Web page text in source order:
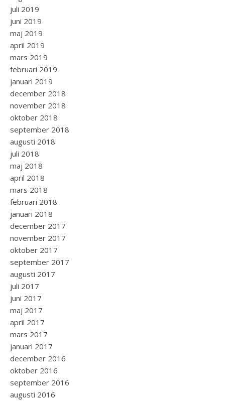
juli 2019
juni 2019
maj 2019
april 2019
mars 2019
februari 2019
januari 2019
december 2018
november 2018
oktober 2018
september 2018
augusti 2018
juli 2018
maj 2018
april 2018
mars 2018
februari 2018
januari 2018
december 2017
november 2017
oktober 2017
september 2017
augusti 2017
juli 2017
juni 2017
maj 2017
april 2017
mars 2017
januari 2017
december 2016
oktober 2016
september 2016
augusti 2016